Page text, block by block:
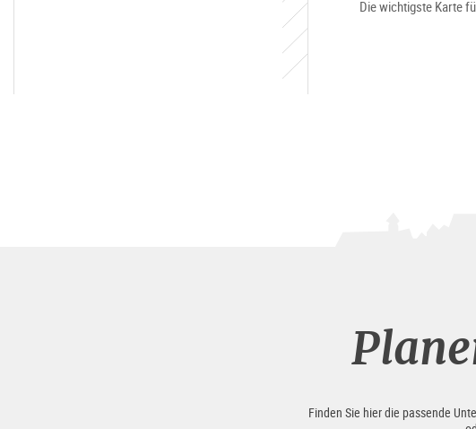
Die wichtigste Karte
Finden Sie hier die passende